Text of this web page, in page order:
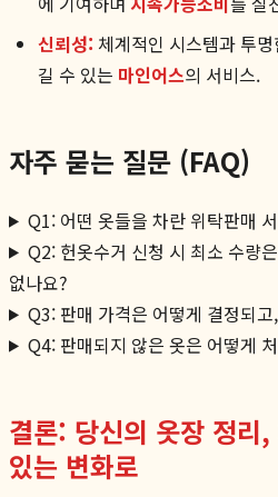
신뢰성: 체계적인 시스템과 투
길 수 있는 마인어스의 서비스.
자주 묻는 질문 (FAQ)
Q1: 어떤 옷들을 차란 위탁판매
Q2: 헌옷수거 신청 시 최소 수량
없나요?
Q3: 판매 가격은 어떻게 결정되
Q4: 판매되지 않은 옷은 어떻게
결론: 당신의 옷장 정리
있는 변화로